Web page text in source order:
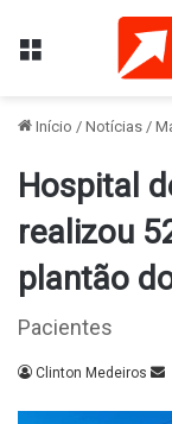
Menu
Início / Notícias /
Hospital
realizou
plantão
Pacientes
Clinton Medeiros